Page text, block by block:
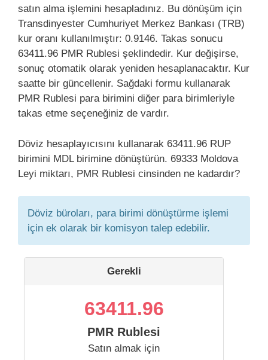
satın alma işlemini hesapladınız. Bu dönüşüm için
Transdinyester Cumhuriyet Merkez Bankası (TRB)
kur oranı kullanılmıştır: 0.9146. Takas sonucu
63411.96 PMR Rublesi şeklindedir. Kur değişirse,
sonuç otomatik olarak yeniden hesaplanacaktır. Kur
saatte bir güncellenir. Sağdaki formu kullanarak
PMR Rublesi para birimini diğer para birimleriyle
takas etme seçeneğiniz de vardır.
Döviz hesaplayıcısını kullanarak 63411.96 RUP
birimini MDL birimine dönüştürün. 69333 Moldova
Leyi miktarı, PMR Rublesi cinsinden ne kadardır?
Döviz büroları, para birimi dönüştürme işlemi
için ek olarak bir komisyon talep edebilir.
Gerekli
63411.96
PMR Rublesi
Satın almak için